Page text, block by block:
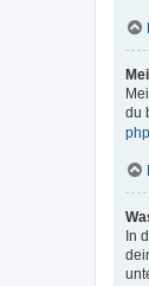
du
In